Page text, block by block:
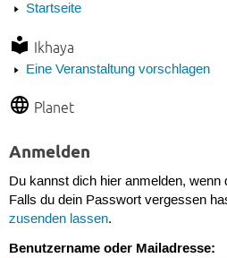
Startseite
Ikhaya
Eine Veranstaltung vorschlagen
Planet
Anmelden
Du kannst dich hier anmelden, wenn
Falls du dein Passwort vergessen
zusenden lassen.
Benutzername oder Mailadresse: